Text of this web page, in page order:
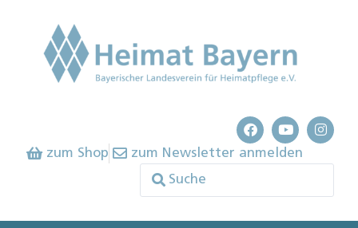
zum Shop zum Newsletter anmelden